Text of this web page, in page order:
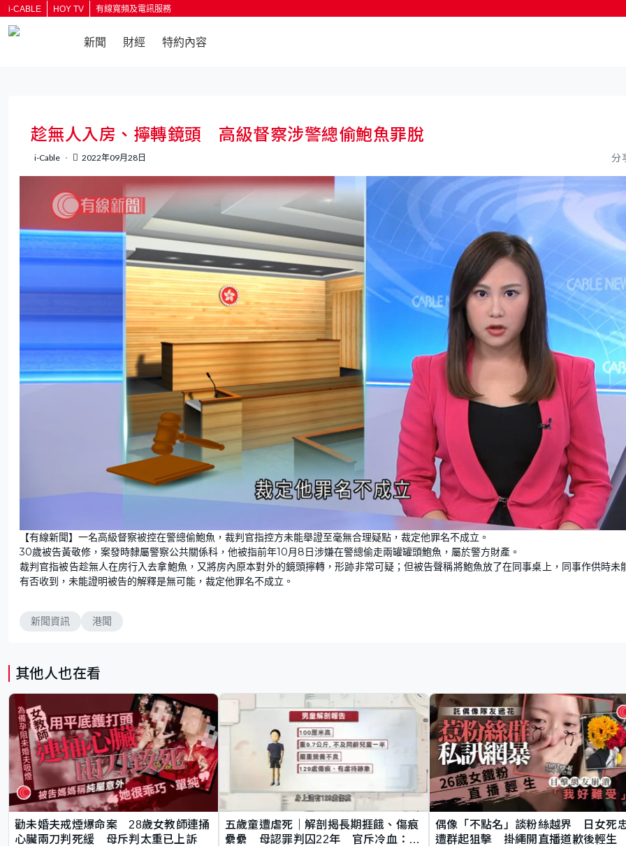
i-CABLE HOY TV 有線寬頻及電訊服務
新聞 財經 特約內容
趁無人入房、擰轉鏡頭 高級督察涉警總偷鮑魚罪脫
i-Cable 2022年09月28日 分
n
m
u
t
e
o
a
d
e
d
:
1
【有線新聞】一名高級督察被控在警總偷鮑魚，裁判官指控方未能舉證至毫無合理疑點，裁定他罪名不成立。
30歲被告黃敬修，案發時隸屬警察公共關係科，他被指前年10月8日涉嫌在警總偷走兩罐罐頭鮑魚，屬於警方財產。
裁判官指被告趁無人在房行入去拿鮑魚，又將房內原本對外的鏡頭擰轉，形跡非常可疑；但被告聲稱將鮑魚放了在同事桌上，同事作供時未
有否收到，未能證明被告的解釋是無可能，裁定他罪名不成立。
新聞資訊 港聞
其他人也在看
勸未婚夫戒煙爆命案 28歲女教師連捅
心臟兩刀判死緩 母斥判太重已上訴
五歲童遭虐死｜解剖揭長期捱餓、傷痕
纍纍 母認罪判囚22年 官斥冷血：同
偶像「不點名」談粉絲越界 日女死
遭群起狙擊 掛繩開直播道歉後輕生